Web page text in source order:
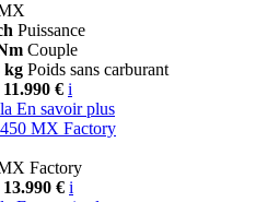
Puissance
Couple
kg Poids sans carburant
€ i
En savoir plus
MX Factory
Factory
€ i